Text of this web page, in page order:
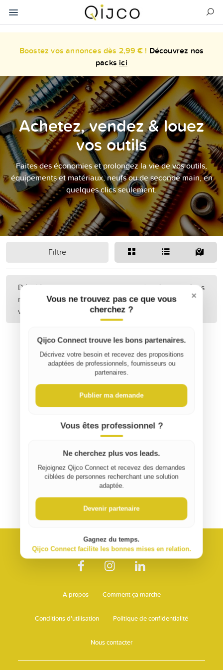
Boostez vos annonces dès 2,99 € ! Découvrez nos
packs ici
Achetez, vendez & louez
vos outils
Faites des économies et prolongez la vie de vos outils,
équipements et matériaux, neufs ou de seconde main, en
quelques clics seulement.
Filtre
Désolé, aucune annonce correspondant à vos critères
n'a été trouvée. Peut-être pourriez-vous étendre
votre recherche ?
A propos Comment ça marche
Conditions d'utilisation Politique de confidentialité
Nous contacter
×
Vous ne trouvez pas ce que vous
cherchez ?
Qijco Connect trouve les bons partenaires.
Décrivez votre besoin et recevez des propositions
adaptées de professionnels, fournisseurs ou
partenaires.
Publier ma demande
Vous êtes professionnel ?
Ne cherchez plus vos leads.
Rejoignez Qijco Connect et recevez des demandes
ciblées de personnes recherchant une solution
adaptée.
Devenir partenaire
Gagnez du temps.
Qijco Connect facilite les bonnes mises en relation.